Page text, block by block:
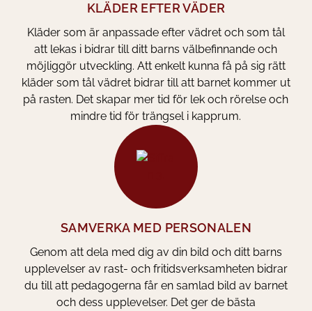
KLÄDER EFTER VÄDER
Kläder som är anpassade efter vädret och som tål
att lekas i bidrar till ditt barns välbefinnande och
möjliggör utveckling. Att enkelt kunna få på sig rätt
kläder som tål vädret bidrar till att barnet kommer ut
på rasten. Det skapar mer tid för lek och rörelse och
mindre tid för trängsel i kapprum.
SAMVERKA MED PERSONALEN
Genom att dela med dig av din bild och ditt barns
upplevelser av rast- och fritidsverksamheten bidrar
du till att pedagogerna får en samlad bild av barnet
och dess upplevelser. Det ger de bästa